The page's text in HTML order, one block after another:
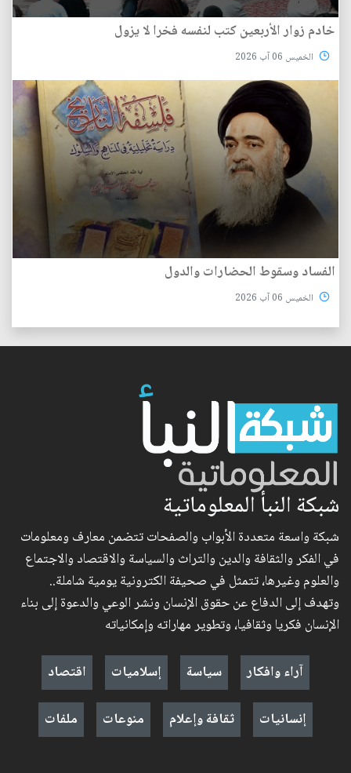
خادم زوار الأربعين كتب لنفسه فخرا لا يزول
الخميس 06 آب 2026
الفساد وسقوط الحضارات والدول
الخميس 06 آب 2026
شبكة النبأ المعلوماتية
شبكة واسعة متعددة الأبواب والصفحات تتضمن معارف ومعلومات
في الفكر والثقافة والدين والتراث والسياسة والاقتصاد والاجتماع
والعلوم وغيرها، تتمثل في صحيفة الكترونية يومية شاملة..
وتهدف إلى الدفاع عن حقوق الإنسان ونشر الوعي والدعوة إلى بناء
الإنسان فكريا وثقافيا، وتطوير مهاراته وإمكانياته
آراء وافكار
سياسة إسلاميات
اقتصاد
إنسانيات
ثقافة وإعلام منوعات ملفات